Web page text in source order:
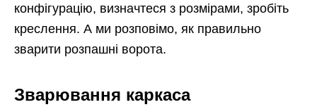
конфігурацію, визначтеся з розмірами, зробіть
креслення. А ми розповімо, як правильно
зварити розпашні ворота.
Зварювання каркаса